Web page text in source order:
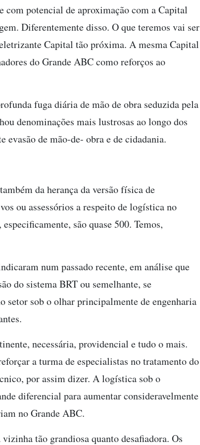
potencial de aproximação com a Capital
Diferentemente disso. O que teremos vai ser
Capital tão próxima. A mesma Capital
do Grande ABC como reforços ao
fuga diária de mão de obra seduzida pela
denominações mais lustrosas ao longo dos
evasão de mão-de- obra e de cidadania.
da herança da versão física de
ou assessórios a respeito de logística no
são quase 500. Temos,
num passado recente, em análise que
do sistema BRT ou semelhante, se
setor sob o olhar principalmente de engenharia
necessária, providencial e tudo o mais.
a turma de especialistas no tratamento do
por assim dizer. A logística sob o
diferencial para aumentar consideravelmente
no Grande ABC.
tão grandiosa quanto desafiadora. Os